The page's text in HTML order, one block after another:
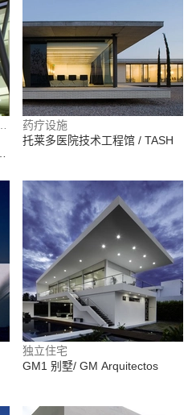
药疗设施
托莱多医院技术工程馆 / TASH
独立住宅
GM1 别墅/ GM Arquitectos